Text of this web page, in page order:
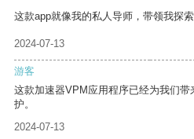
这款app就像我的私人导师，带领我探索
2024-07-13
游客
这款加速器VPM应用程序已经为我们
护。
2024-07-13